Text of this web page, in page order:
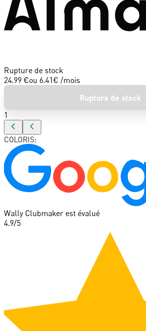
Rupture de stock
24.99 €ou 6.41€ /mois
Rupture de stock
1
COLORIS:
Wally Clubmaker est évalué
4.9/5